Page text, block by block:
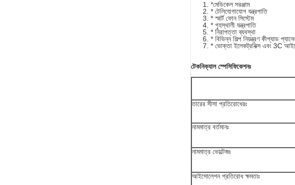
*মেডিকেল সরঞ্জাম
* টেলিযোগাযোগ যন্ত্রপাতি
* স্মার্ট ফোন সিস্টেম
* গৃহস্থালী যন্ত্রপাতি
* নিরাপত্তা ব্যবস্থা
* বিভিন্ন শিল্প নিয়ন্ত্রণ কীপ্যাড
* ভোক্তা ইলেকট্রনিক্স এবং 3C
টেকনিক্যাল স্পেসিফিকেশনঃ
তারের সীসা প্রতিরোধেরঃ
নামমাত্র বর্তমানঃ
নামমাত্র ভোল্টেজঃ
আইসোলেশন প্রতিরোধ ক্ষমতাঃ